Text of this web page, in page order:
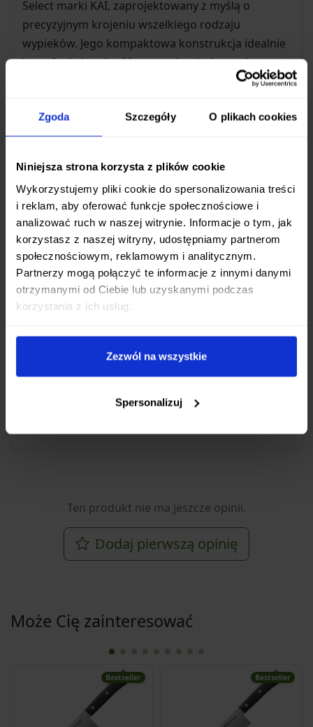
Zgoda Szczegóły O plikach cookies
Niniejsza strona korzysta z plików cookie
Wykorzystujemy pliki cookie do spersonalizowania treści
i reklam, aby oferować funkcje społecznościowe i
analizować ruch w naszej witrynie. Informacje o tym, jak
korzystasz z naszej witryny, udostępniamy partnerom
społecznościowym, reklamowym i analitycznym.
Partnerzy mogą połączyć te informacje z innymi danymi
otrzymanymi od Ciebie lub uzyskanymi podczas
korzystania z ich usług.
Zezwól na wszystkie
Spersonalizuj
Select marki KAI, zaprojektowany z myślą o
precyzyjnym krojeniu wszelkiego rodzaju
wypieków. Jego kompaktowa konstrukcja idealnie
łączy funkcjonalność z wygodą użytkowania.
Ząbkowane ostrze ze stali nierdzewnej
chwyt
przechowywanie
Idealne wyważenie poprawiające kontrolę
podczas krojenia
Zastosowanie
Nóż doskonale sprawdza się przy krojeniu:
Bagietek i bułek
Chlebów o twardej skórce
Ten produkt nie ma jeszcze opinii.
Dodaj pierwszą opinię
Może Cię zainteresować
Bestseller Bestseller